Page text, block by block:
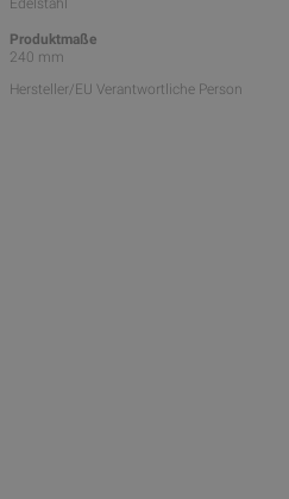
Produktmaße
240 mm
Hersteller/EU Verantwortliche Person